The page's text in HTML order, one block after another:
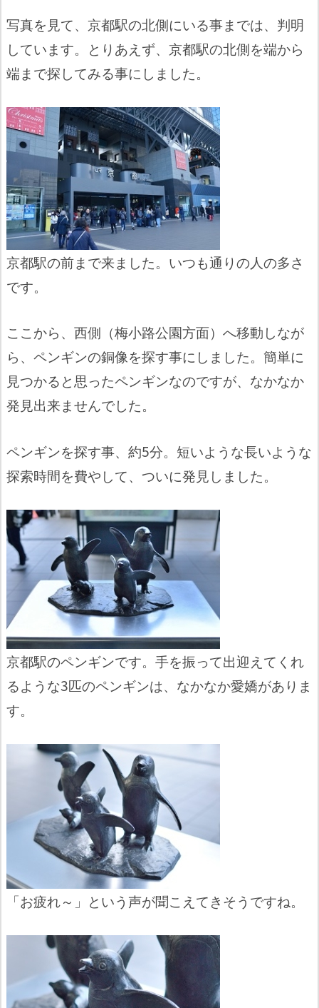
写真を見て、京都駅の北側にいる事までは、判明
しています。とりあえず、京都駅の北側を端から
端まで探してみる事にしました。
京都駅の前まで来ました。いつも通りの人の多さ
です。
ここから、西側（梅小路公園方面）へ移動しなが
ら、ペンギンの銅像を探す事にしました。簡単に
見つかると思ったペンギンなのですが、なかなか
発見出来ませんでした。
ペンギンを探す事、約5分。短いような長いような
探索時間を費やして、ついに発見しました。
京都駅のペンギンです。手を振って出迎えてくれ
るような3匹のペンギンは、なかなか愛嬌がありま
す。
「お疲れ～」という声が聞こえてきそうですね。